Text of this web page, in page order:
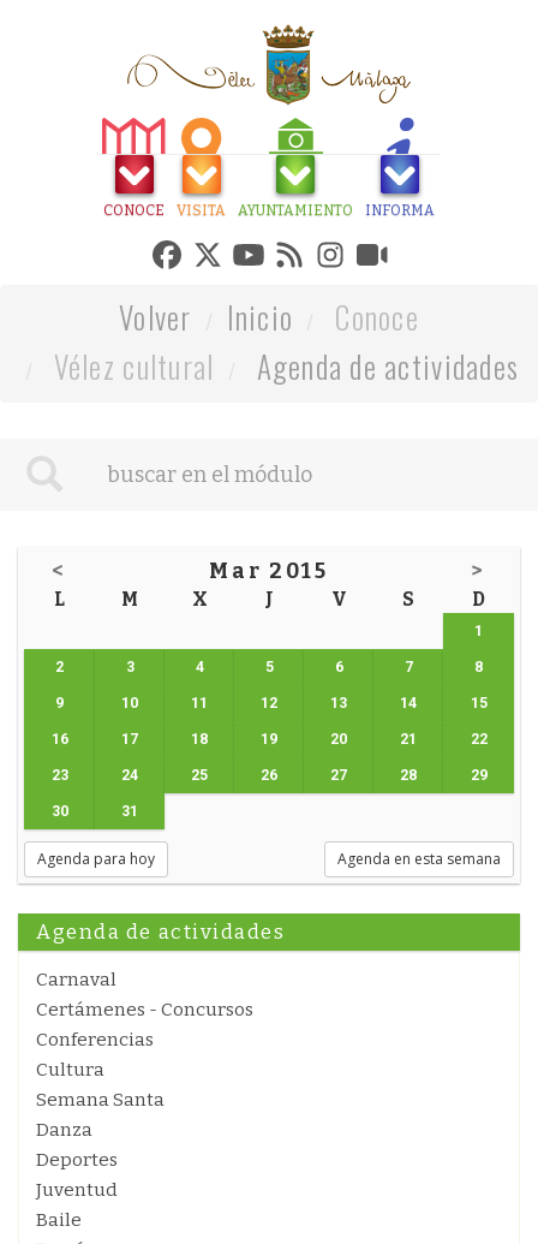
CONOCE VISITA AYUNTAMIENTO INFORMA
Volver Inicio
Conoce
Vélez cultural
Agenda de actividades
< Mar 2015 >
L M X J V S D
1
2 3 4 5 6 7 8
9 10 11 12 13 14 15
16 17 18 19 20 21 22
23 24 25 26 27 28 29
30 31
Agenda para hoy Agenda en esta semana
Agenda de actividades
Carnaval
Certámenes - Concursos
Conferencias
Cultura
Semana Santa
Danza
Deportes
Juventud
Baile